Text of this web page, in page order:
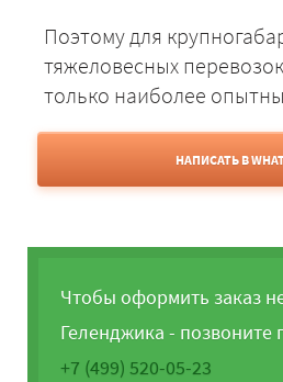
Поэтому для
тяжеловесных
только наиболее
НАПИСАТЬ В
Чтобы оформить заказ
Геленджика - позвоните
+7 (499) 520-05-23